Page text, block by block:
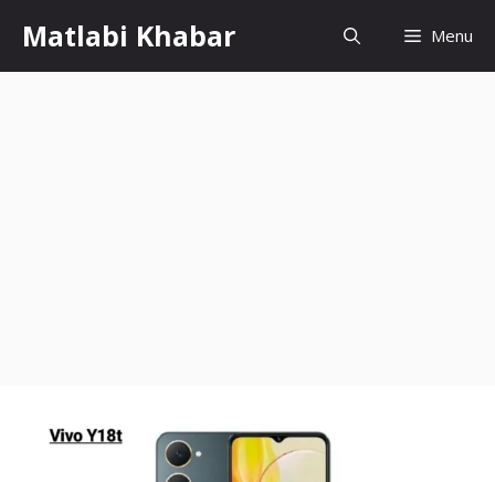
content
Matlabi Khabar Menu